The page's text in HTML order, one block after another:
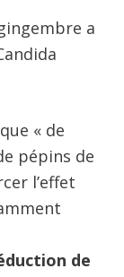
a
« de
pépins de
l’effet
de